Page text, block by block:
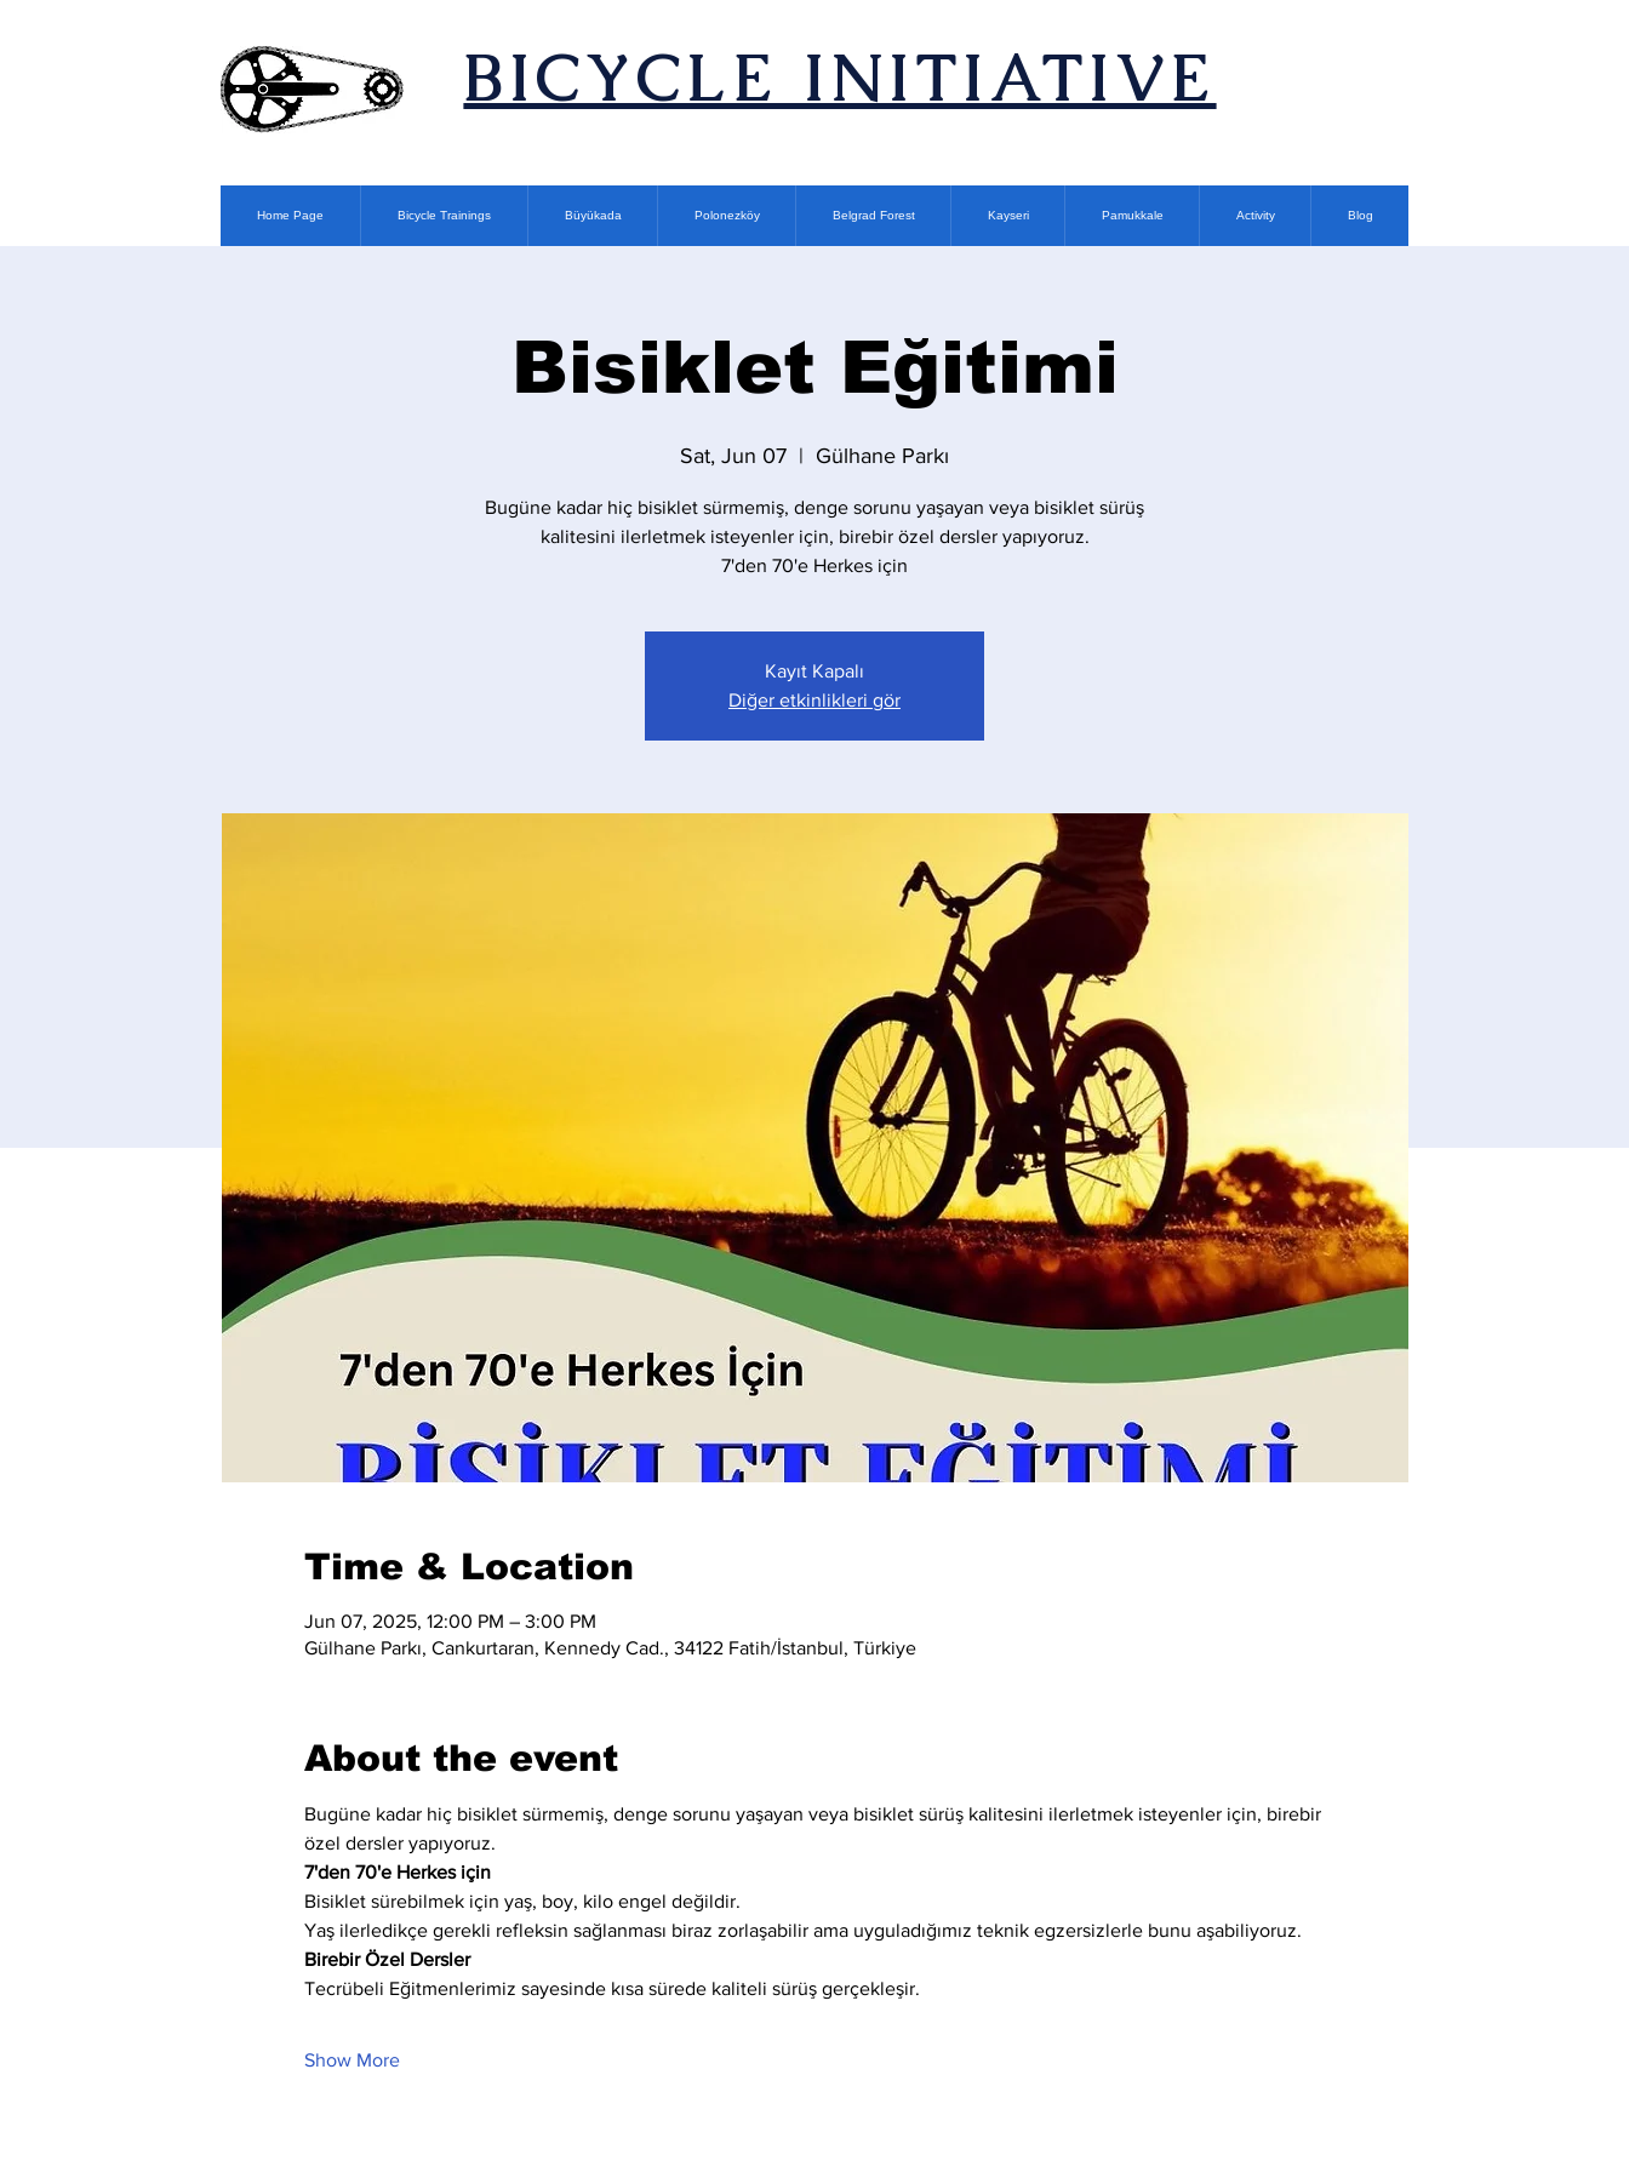
​BICYCLE INITIATIVE
Home Page Bicycle Trainings Büyükada Polonezköy Belgrad Forest Kayseri Pamukkale Activity Blog
Bisiklet Eğitimi
Sat, Jun 07
  |
Gülhane Parkı
Bugüne kadar hiç bisiklet sürmemiş, denge sorunu yaşayan veya bisiklet sürüş
kalitesini ilerletmek isteyenler için, birebir özel dersler yapıyoruz.
7'den 70'e Herkes için
Kayıt Kapalı
Diğer etkinlikleri gör
Time & Location
Jun 07, 2025, 12:00 PM – 3:00 PM
Gülhane Parkı, Cankurtaran, Kennedy Cad., 34122 Fatih/İstanbul, Türkiye
About the event
Bugüne kadar hiç bisiklet sürmemiş, denge sorunu yaşayan veya bisiklet sürüş kalitesini ilerletmek isteyenler için, birebir
özel dersler yapıyoruz.
7'den 70'e Herkes için
Bisiklet sürebilmek için yaş, boy, kilo engel değildir.
Yaş ilerledikçe gerekli refleksin sağlanması biraz zorlaşabilir ama uyguladığımız teknik egzersizlerle bunu aşabiliyoruz.
Birebir Özel Dersler
Tecrübeli Eğitmenlerimiz sayesinde kısa sürede kaliteli sürüş gerçekleşir.
Show More